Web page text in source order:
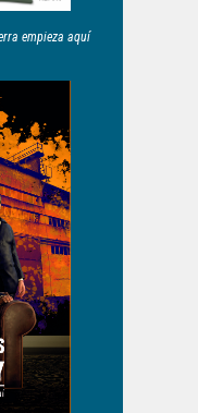
empieza aquí